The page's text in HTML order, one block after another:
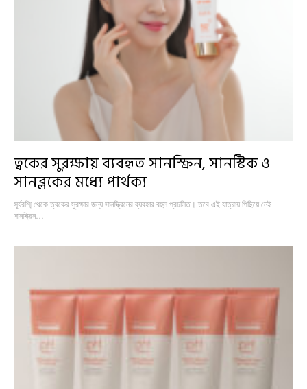
ত্বকের সুরক্ষায় ব্যবহৃত সানস্ক্রিন, সানস্টিক ও
সানব্লকের মধ্যে পার্থক্য
সূর্যরশ্মি থেকে ত্বকের সুরক্ষার জন্য সানস্ক্রিনের ব্যবহার বহুল প্রচলিত। তবে এই যাত্রায় পিছিয়ে নেই
সানস্ক্রিন…